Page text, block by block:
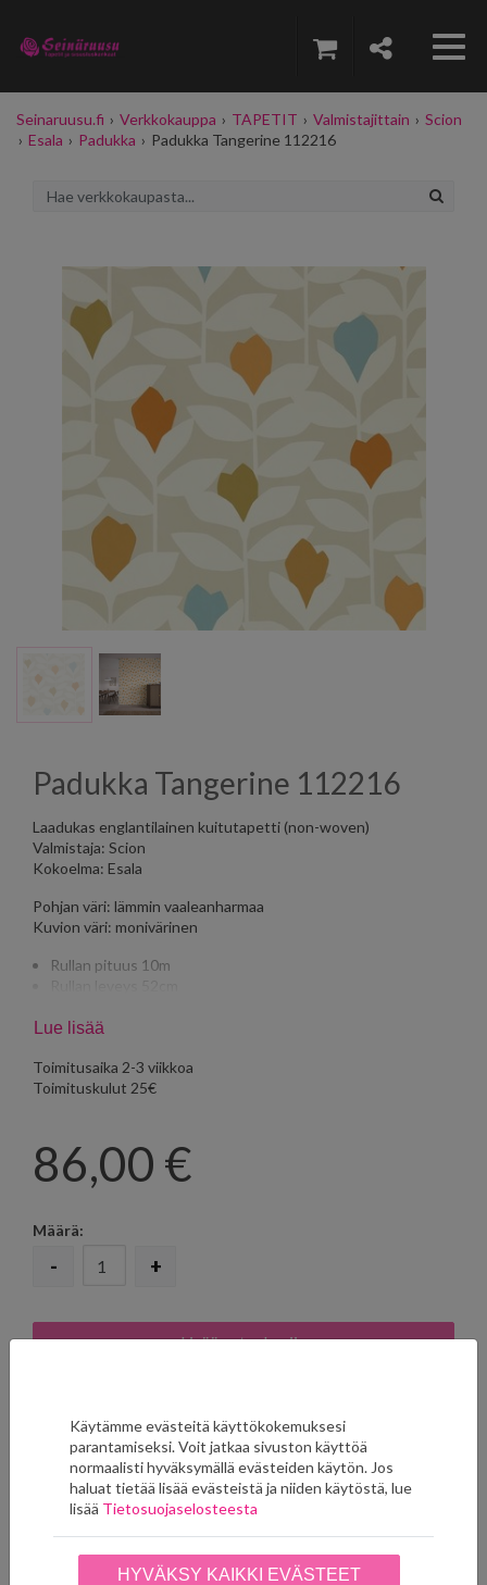
Seinaruusu.fi › Verkkokauppa › TAPETIT › Valmistajittain › Scion
› Esala › Padukka › Padukka Tangerine 112216
Padukka Tangerine 112216
Laadukas englantilainen kuitutapetti (non-woven)
Valmistaja: Scion
Kokoelma: Esala
Pohjan väri: lämmin vaaleanharmaa
Kuvion väri: monivärinen
Rullan pituus 10m
Lue lisää
Toimitusaika 2-3 viikkoa
Toimituskulut 25€
86,00 €
Määrä:
- +
Ryhmän muut tuotteet
Käytämme evästeitä käyttökokemuksesi
parantamiseksi. Voit jatkaa sivuston käyttöä
normaalisti hyväksymällä evästeiden käytön. Jos
haluat tietää lisää evästeistä ja niiden käytöstä, lue
lisää Tietosuojaselosteesta
HYVÄKSY KAIKKI EVÄSTEET